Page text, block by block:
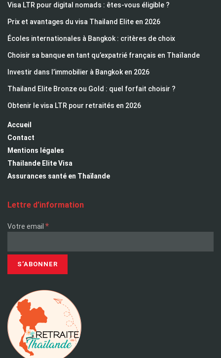
Visa LTR pour digital nomads : êtes-vous éligible ?
Prix et avantages du visa Thailand Elite en 2026
Écoles internationales à Bangkok : critères de choix
Choisir sa banque en tant qu’expatrié français en Thaïlande
Investir dans l’immobilier à Bangkok en 2026
Thailand Elite Bronze ou Gold : quel forfait choisir ?
Obtenir le visa LTR pour retraités en 2026
Accueil
Contact
Mentions légales
Thailande Elite Visa
Assurances santé en Thaïlande
Lettre d’information
Votre email *